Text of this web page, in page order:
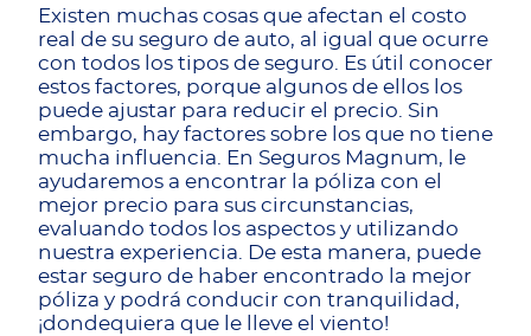
Existen muchas cosas que afectan el costo
real de su seguro de auto, al igual que ocurre
con todos los tipos de seguro. Es útil conocer
estos factores, porque algunos de ellos los
puede ajustar para reducir el precio. Sin
embargo, hay factores sobre los que no tiene
mucha influencia. En Seguros Magnum, le
ayudaremos a encontrar la póliza con el
mejor precio para sus circunstancias,
evaluando todos los aspectos y utilizando
nuestra experiencia. De esta manera, puede
estar seguro de haber encontrado la mejor
póliza y podrá conducir con tranquilidad,
¡dondequiera que le lleve el viento!